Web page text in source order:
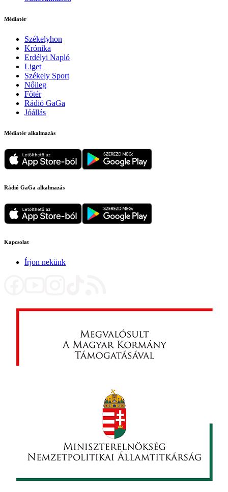
Médiatér
Székelyhon
Krónika
Erdélyi Napló
Liget
Székely Sport
Nőileg
Főtér
Rádió GaGa
Jóállás
Médiatér alkalmazás
Rádió GaGa alkalmazás
Kapcsolat
Írjon nekünk